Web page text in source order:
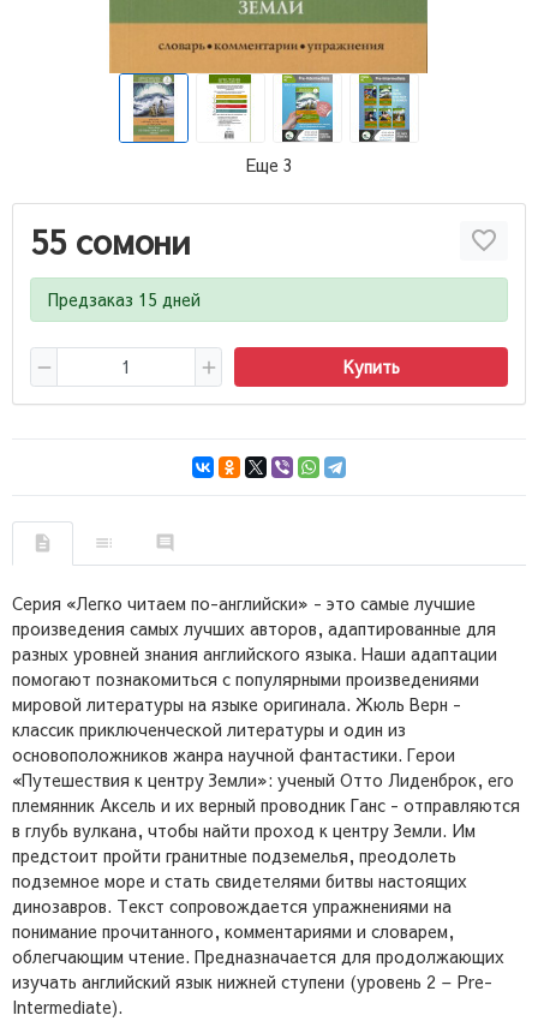
Еще 3
55 сомони
Предзаказ 15 дней
Купить
Серия «Легко читаем по-английски» - это самые лучшие
произведения самых лучших авторов, адаптированные для
разных уровней знания английского языка. Наши адаптации
помогают познакомиться с популярными произведениями
мировой литературы на языке оригинала. Жюль Верн -
классик приключенческой литературы и один из
основоположников жанра научной фантастики. Герои
«Путешествия к центру Земли»: ученый Отто Лиденброк, его
племянник Аксель и их верный проводник Ганс - отправляются
в глубь вулкана, чтобы найти проход к центру Земли. Им
предстоит пройти гранитные подземелья, преодолеть
подземное море и стать свидетелями битвы настоящих
динозавров. Текст сопровождается упражнениями на
понимание прочитанного, комментариями и словарем,
облегчающим чтение. Предназначается для продолжающих
изучать английский язык нижней ступени (уровень 2 – Pre-
Intermediate).